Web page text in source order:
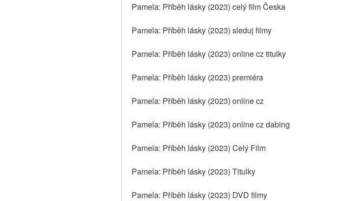
Pamela: Příběh lásky (2023) celý film Česka
Pamela: Příběh lásky (2023) sleduj filmy
Pamela: Příběh lásky (2023) online cz titulky
Pamela: Příběh lásky (2023) premiéra
Pamela: Příběh lásky (2023) online cz
Pamela: Příběh lásky (2023) online cz dabing
Pamela: Příběh lásky (2023) Celý Film
Pamela: Příběh lásky (2023) Titulky
Pamela: Příběh lásky (2023) DVD filmy